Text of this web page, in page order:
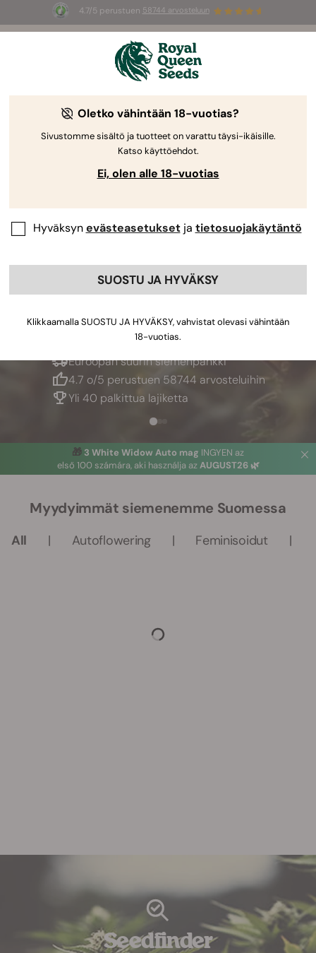
4.7/5 perustuen 58744 arvosteluun
Seeds
Premium-
Kannabissiemenet
CBD- ja F1-hybridisiemeniä, tuotettu luomuna ja optimaalisella
itävyydellä.
SELAA LUETTELOA
Euroopan suurin siemenpankki
4.7 o/5 perustuen 58744 arvosteluihin
Yli 40 palkittua lajiketta
🎁 3 White Widow Auto mag INGYEN az
első 100 számára, aki használja az AUGUST26 🌿
Myydyimmät siemenemme Suomessa
All Autoflowering Feminisoidut
Seedfinder
Oletko vähintään 18-vuotias?
Sivustomme sisältö ja tuotteet on varattu täysi-ikäisille.
Katso käyttöehdot.
Ei, olen alle 18-vuotias
Hyväksynevästeasetuksetja tietosuojakäytäntö
SUOSTU JA HYVÄKSY
Klikkaamalla SUOSTU JA HYVÄKSY, vahvistat olevasi vähintään
18-vuotias.